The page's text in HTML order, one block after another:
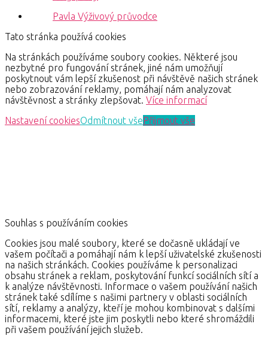
Pavla Výživový průvodce
Tato stránka používá cookies
Na stránkách používáme soubory cookies. Některé jsou
nezbytné pro fungování stránek, jiné nám umožňují
poskytnout vám lepší zkušenost při návštěvě našich stránek
nebo zobrazování reklamy, pomáhají nám analyzovat
návštěvnost a stránky zlepšovat. Více informací
Nastavení cookiesOdmítnout všePřijmout vše
Souhlas s používáním cookies
Cookies jsou malé soubory, které se dočasně ukládají ve
vašem počítači a pomáhají nám k lepší uživatelské zkušenosti
na našich stránkách. Cookies používáme k personalizaci
obsahu stránek a reklam, poskytování funkcí sociálních sítí a
k analýze návštěvnosti. Informace o vašem používání našich
stránek také sdílíme s našimi partnery v oblasti sociálních
sítí, reklamy a analýzy, kteří je mohou kombinovat s dalšími
informacemi, které jste jim poskytli nebo které shromáždili
při vašem používání jejich služeb.